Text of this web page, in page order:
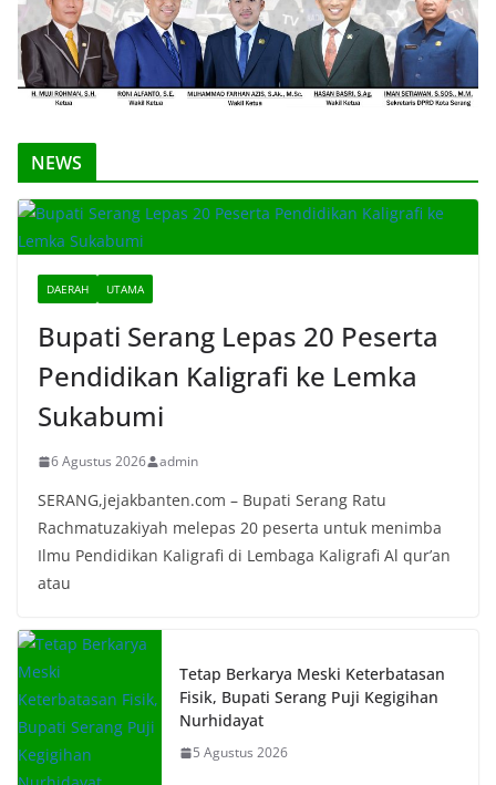
NEWS
DAERAH UTAMA
Bupati Serang Lepas 20 Peserta
Pendidikan Kaligrafi ke Lemka
Sukabumi
6 Agustus 2026 admin
SERANG,jejakbanten.com – Bupati Serang Ratu
Rachmatuzakiyah melepas 20 peserta untuk menimba
Ilmu Pendidikan Kaligrafi di Lembaga Kaligrafi Al qur’an
atau
Tetap Berkarya Meski Keterbatasan
Fisik, Bupati Serang Puji Kegigihan
Nurhidayat
5 Agustus 2026